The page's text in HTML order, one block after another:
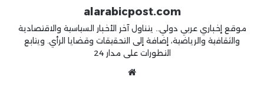
alarabicpost.com
موقع إخباري عربي دولي.. يتناول آخر الأخبار السياسية والاقتصادية
والثقافية والرياضية، إضافة إلى التحقيقات وقضايا الرأي. ويتابع
التطورات على مدار 24